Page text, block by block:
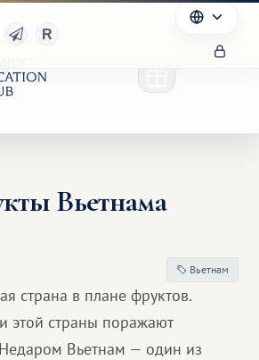
Вьетнама
Вьетнам
страна в плане фруктов.
этой страны поражают
Вьетнам — один из